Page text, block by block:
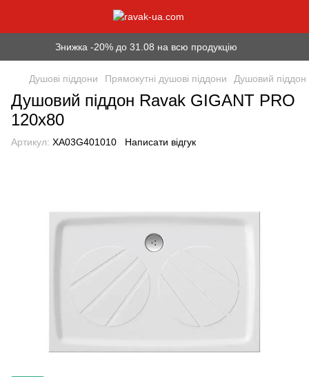
Знижка -20% до 31.08 на всю продукцію
Душові піддони Прямокутні душові піддони Душовий
Душовий піддон Ravak GIGANT PRO
120x80
Артикул: XA03G401010 Написати відгук